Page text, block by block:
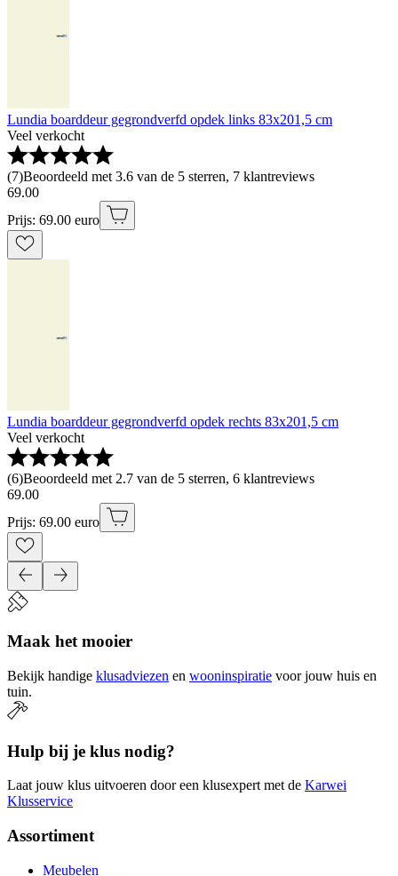
Lundia boarddeur gegrondverfd opdek links 83x201,5 cm
Veel verkocht
(7)Beoordeeld met 3.6 van de 5 sterren, 7 klantreviews
69.00
Prijs: 69.00 euro
Lundia boarddeur gegrondverfd opdek rechts 83x201,5 cm
Veel verkocht
(6)Beoordeeld met 2.7 van de 5 sterren, 6 klantreviews
69.00
Prijs: 69.00 euro
Maak het mooier
Bekijk handige klusadviezen en wooninspiratie voor jouw huis en
tuin.
Hulp bij je klus nodig?
Laat jouw klus uitvoeren door een klusexpert met de Karwei
Klusservice
Assortiment
Meubelen